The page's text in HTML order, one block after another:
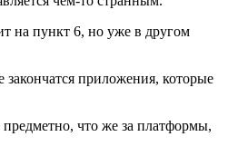
на пункт 6, но уже в другом
закончатся приложения, которые
что же за платформы,